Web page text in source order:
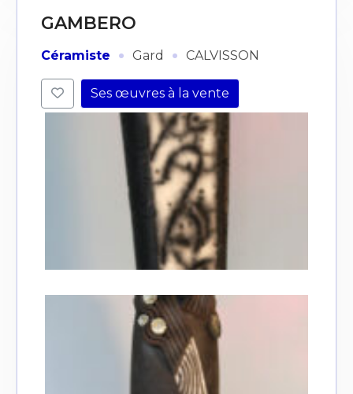
GAMBERO
Céramiste · Gard · CALVISSON
Ses œuvres à la vente